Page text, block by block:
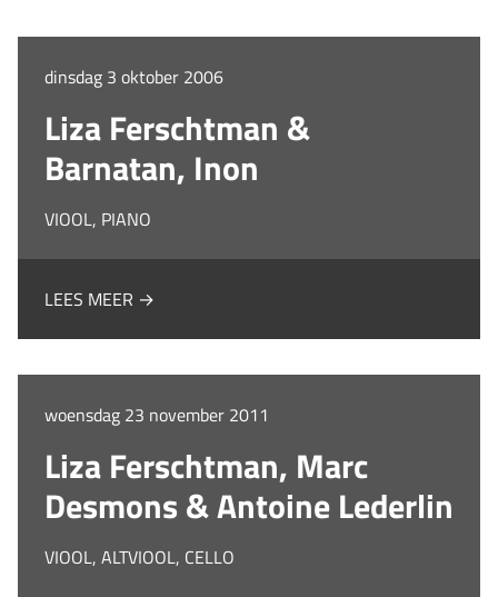
dinsdag 3 oktober 2006
Liza Ferschtman &
Barnatan, Inon
VIOOL, PIANO
LEES MEER →
woensdag 23 november 2011
Liza Ferschtman, Marc
Desmons & Antoine Lederlin
VIOOL, ALTVIOOL, CELLO